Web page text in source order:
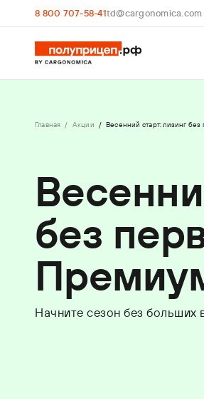
8 800 707-58-41td@cargonomica.com
Главная Акции Весенний старт: лизинг
без
Начните сезон без больших